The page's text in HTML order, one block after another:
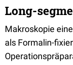
Long-
Makroskopie
als Formalin-